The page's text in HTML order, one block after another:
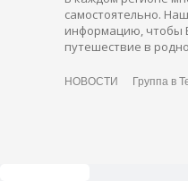
самостоятельно.
информацию, чтобы
путешествие в
НОВОСТИ Группа в